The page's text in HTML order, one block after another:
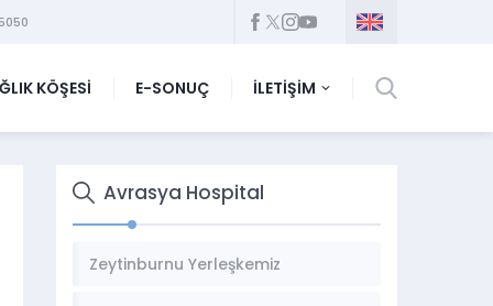
KÖŞESİ E-SONUÇ İLETİŞİM
Avrasya Hospital
Zeytinburnu Yerleşkemiz